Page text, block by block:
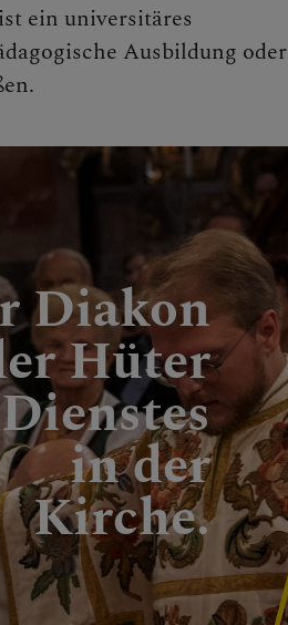
ein universitäres
Ausbildung oder
Diakon
Hüter
in der
Kirche.